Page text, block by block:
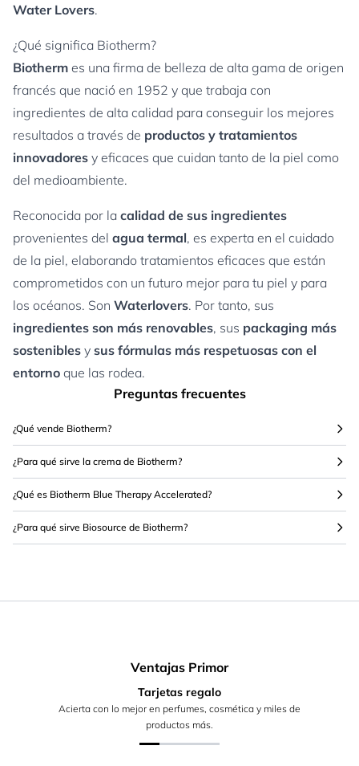
Water Lovers.
¿Qué significa Biotherm?
Biotherm es una firma de belleza de alta gama de origen
francés que nació en 1952 y que trabaja con
ingredientes de alta calidad para conseguir los mejores
resultados a través de productos y tratamientos
innovadores y eficaces que cuidan tanto de la piel como
del medioambiente.
Reconocida por la calidad de sus ingredientes
provenientes del agua termal, es experta en el cuidado
de la piel, elaborando tratamientos eficaces que están
comprometidos con un futuro mejor para tu piel y para
los océanos. Son Waterlovers. Por tanto, sus
ingredientes son más renovables, sus packaging más
sostenibles y sus fórmulas más respetuosas con el
entorno que las rodea.
Preguntas frecuentes
¿Qué vende Biotherm?
¿Para qué sirve la crema de Biotherm?
¿Qué es Biotherm Blue Therapy Accelerated?
¿Para qué sirve Biosource de Biotherm?
Ventajas Primor
Tarjetas regalo
Acierta con lo mejor en perfumes, cosmética y miles de
productos más.